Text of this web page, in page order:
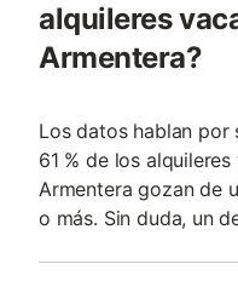
alquileres
Armentera?
Los datos hablan por
61 % de los
Armentera gozan de
o más. Sin duda, un